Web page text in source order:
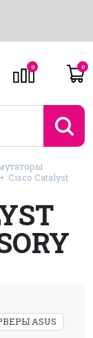
0 0
Cisco Catalyst
ASUS